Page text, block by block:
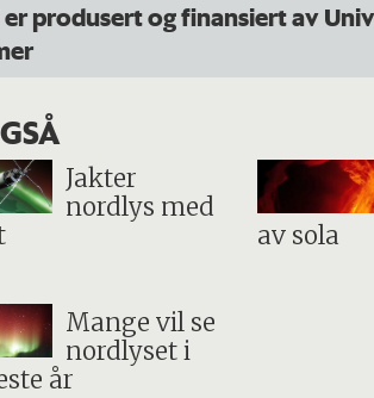
er produsert og finansiert av
Jakter
nordlys med
av sola
Mange vil se
nordlyset i
år